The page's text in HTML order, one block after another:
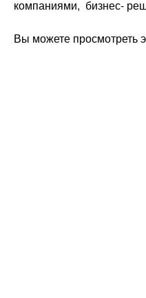
компаниями, бизнес-
Вы можете просмотреть